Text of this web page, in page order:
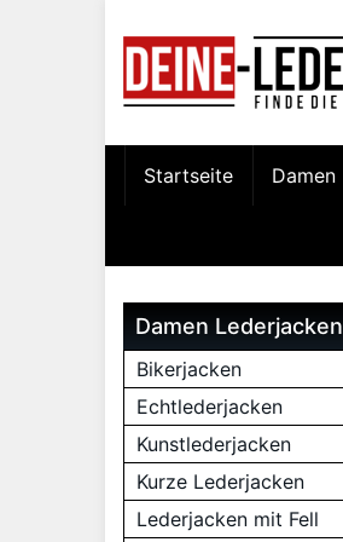
Startseite Damen
Damen Lederjacken
Bikerjacken
Echtlederjacken
Kunstlederjacken
Kurze Lederjacken
Lederjacken mit Fell